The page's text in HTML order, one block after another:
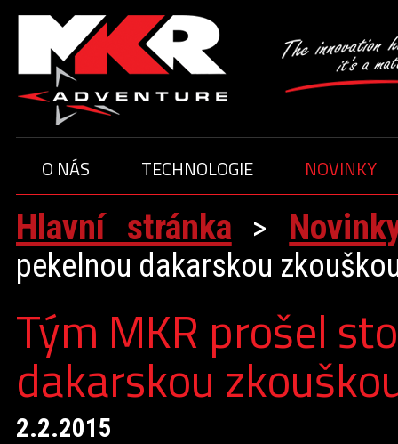
O NÁS
O TÝMU
ČLENOVÉ TÝMU JEZDCI
TECHNOLOGIE NOVINKY
Hlavní stránka >
pekelnou dakarskou
Tým MKR prošel
dakarskou
2.2.2015